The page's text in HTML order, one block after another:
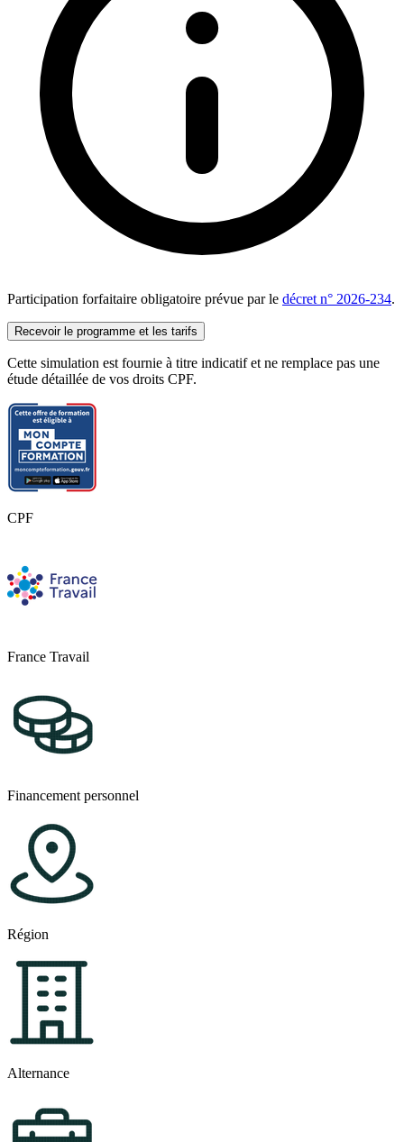
Participation forfaitaire obligatoire prévue par le décret n° 2026-234.
Recevoir le programme et les tarifs
Cette simulation est fournie à titre indicatif et ne remplace pas une
étude détaillée de vos droits CPF.
CPF
France Travail
Financement personnel
Région
Alternance